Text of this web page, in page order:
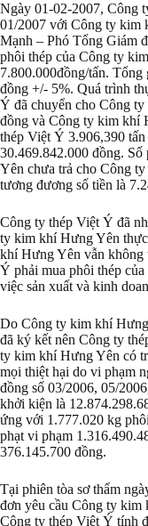
Ngày 01-02-2007, Công
01/2007 với Công ty kim
Mạnh – Phó Tổng Giám
phôi thép của Công ty
7.800.000đồng/tấn.
đồng +/- 5%. Quá trình
Ý đã chuyển cho Công
đồng và Công ty kim khí
thép Việt Ý 3.906,390
30.469.842.000 đồng.
Yên chưa trả cho Công
tương đương số tiền là
Công ty thép Việt Ý đã
ty kim khí Hưng Yên
khí Hưng Yên vẫn không
Ý phải mua phôi thép của
việc sản xuất và kinh
Do Công ty kim khí
đã ký kết nên Công ty
ty kim khí Hưng Yên có
mọi thiệt hại do vi phạm
đồng số 03/2006, 05/
khởi kiện là
ứng với 1.777.020 kg
phạt vi phạm
376.145.700 đồng.
Tại phiên tòa sơ thẩm
đơn yêu cầu Công ty kim
Công ty thép Việt Ý tính